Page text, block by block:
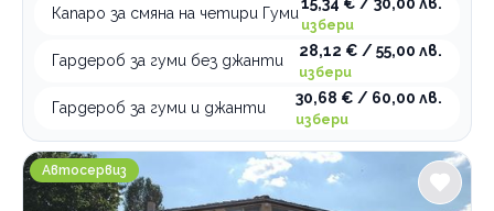
Капаро за смяна на четири Гуми
избери
Гардероб за гуми без джанти
28,12 € / 55,00 лв.
избери
Гардероб за гуми и джанти
30,68 € / 60,00 лв.
избери
Автосервиз и пункт за ГТП AutoCare G&V
Автосервиз